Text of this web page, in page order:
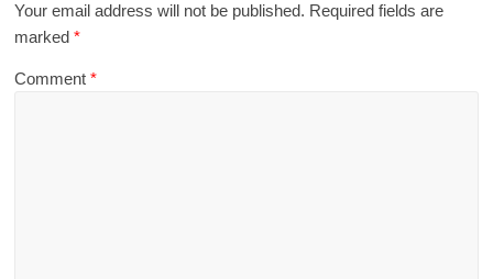
Your email address will not be published. Required fields are
marked*
Comment*